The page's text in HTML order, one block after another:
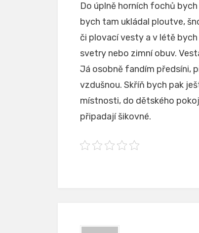
Do úplně horních fochů
bych tam ukládal ploutve,
či plovací vesty a v létě
svetry nebo zimní obuv.
Já osobně fandím předsíni,
vzdušnou. Skříň bych pak
místnosti, do dětského
připadají šikovné.